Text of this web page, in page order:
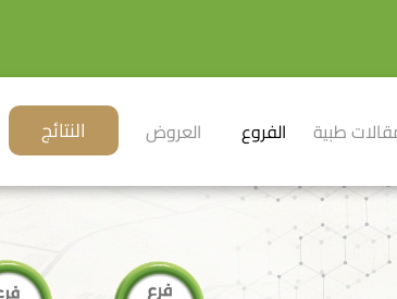
طبية الفروع العروض النتائج